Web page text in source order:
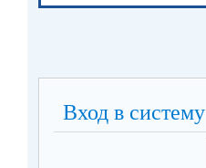
Вход в систему